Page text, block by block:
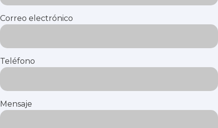
Correo electrónico
Teléfono
Mensaje